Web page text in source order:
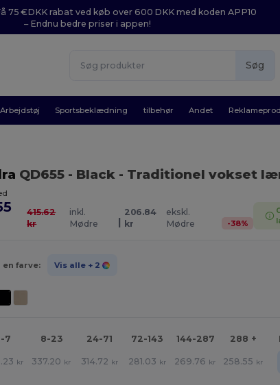
75 €DKK rabat ved køb over 600 DKK med koden APP10
– Endnu bedre priser i appen!
Søg
Arbejdstøj Sportsbeklædning tilbehør Andet
QD655 - Black- Traditionel vokset
415.62
kr
inkl.
Mødre
|
206.84
kr
ekskl.
Mødre
-38%
farve: Vis alle + 2
7 8-23 24-71 72-143 144-287 288 +
kr 337.20 kr 314.72 kr 281.03 kr 269.76 kr 258.55 kr